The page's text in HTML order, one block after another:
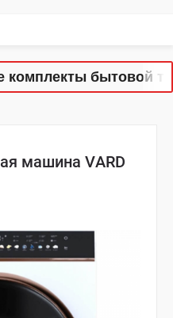
бытовой
машина VARD